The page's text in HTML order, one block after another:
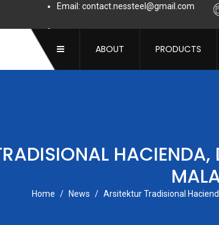
Email: contact.nessteel@gmail.com
Subscribe to this RSS feed
ABOUT PRODUCTS
Home News Arsitektur Tradisional